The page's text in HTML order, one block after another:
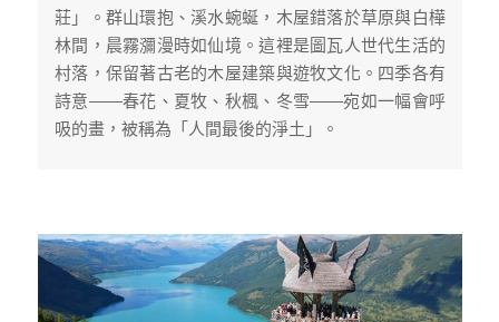
莊」。群山環抱、溪水蜿蜒，木屋錯落於草原與白樺
林間，晨霧瀰漫時如仙境。這裡是圖瓦人世代生活的
村落，保留著古老的木屋建築與遊牧文化。四季各有
詩意——春花、夏牧、秋楓、冬雪——宛如一幅會呼
吸的畫，被稱為「人間最後的淨土」。